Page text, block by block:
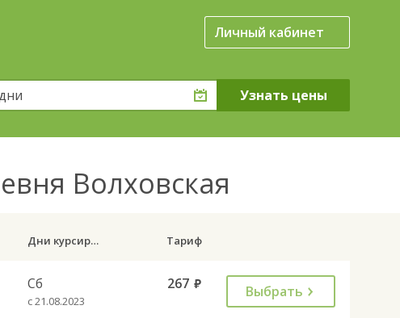
Личный кабинет
Волховская
Дни курсирования Тариф
Сб
с 21.08.2023
267 руб. Выбрать